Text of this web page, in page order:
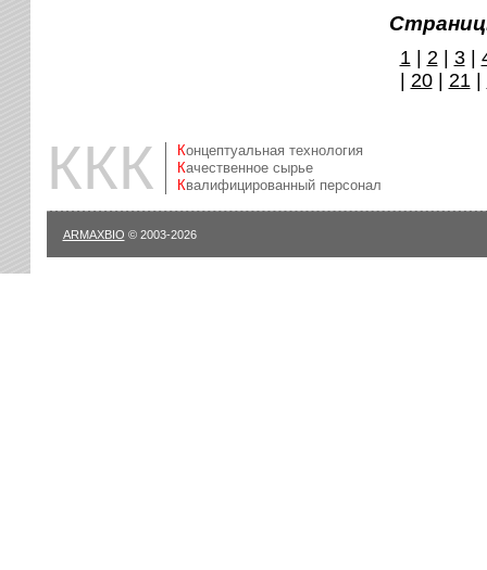
1| 2| 3|
20| 21|
ККК
Концептуальная технология
Качественное сырье
Квалифицированный персонал
ARMAXBIO © 2003-2026